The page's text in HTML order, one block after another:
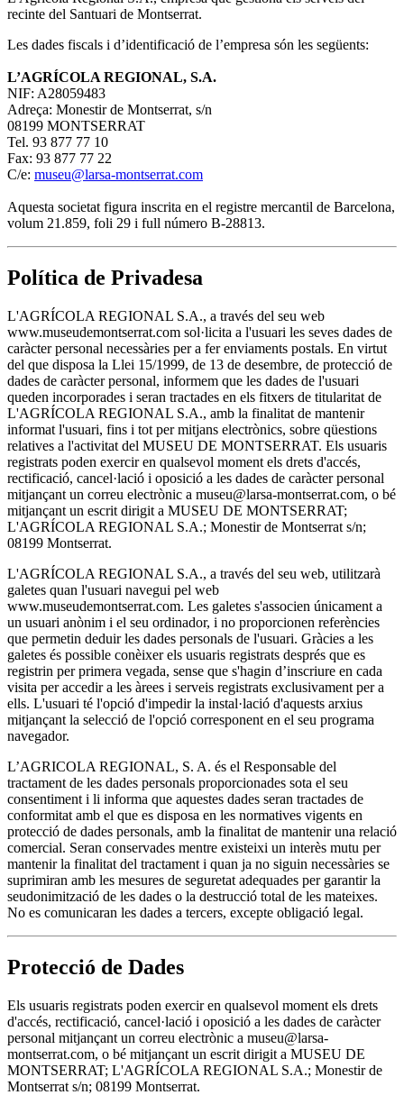
recinte del Santuari de Montserrat.
Les dades fiscals i d’identificació de l’empresa són les següents:
L’AGRÍCOLA REGIONAL, S.A.
NIF: A28059483
Adreça: Monestir de Montserrat, s/n
08199 MONTSERRAT
Tel. 93 877 77 10
Fax: 93 877 77 22
C/e: museu@larsa-montserrat.com
Aquesta societat figura inscrita en el registre mercantil de Barcelona,
volum 21.859, foli 29 i full número B-28813.
Política de Privadesa
L'AGRÍCOLA REGIONAL S.A., a través del seu web
www.museudemontserrat.com sol·licita a l'usuari les seves dades de
caràcter personal necessàries per a fer enviaments postals. En virtut
del que disposa la Llei 15/1999, de 13 de desembre, de protecció de
dades de caràcter personal, informem que les dades de l'usuari
queden incorporades i seran tractades en els fitxers de titularitat de
L'AGRÍCOLA REGIONAL S.A., amb la finalitat de mantenir
informat l'usuari, fins i tot per mitjans electrònics, sobre qüestions
relatives a l'activitat del MUSEU DE MONTSERRAT. Els usuaris
registrats poden exercir en qualsevol moment els drets d'accés,
rectificació, cancel·lació i oposició a les dades de caràcter personal
mitjançant un correu electrònic a museu@larsa-montserrat.com, o bé
mitjançant un escrit dirigit a MUSEU DE MONTSERRAT;
L'AGRÍCOLA REGIONAL S.A.; Monestir de Montserrat s/n;
08199 Montserrat.
L'AGRÍCOLA REGIONAL S.A., a través del seu web, utilitzarà
galetes quan l'usuari navegui pel web
www.museudemontserrat.com. Les galetes s'associen únicament a
un usuari anònim i el seu ordinador, i no proporcionen referències
que permetin deduir les dades personals de l'usuari. Gràcies a les
galetes és possible conèixer els usuaris registrats després que es
registrin per primera vegada, sense que s'hagin d’inscriure en cada
visita per accedir a les àrees i serveis registrats exclusivament per a
ells. L'usuari té l'opció d'impedir la instal·lació d'aquests arxius
mitjançant la selecció de l'opció corresponent en el seu programa
navegador.
L’AGRICOLA REGIONAL, S. A. és el Responsable del
tractament de les dades personals proporcionades sota el seu
consentiment i li informa que aquestes dades seran tractades de
conformitat amb el que es disposa en les normatives vigents en
protecció de dades personals, amb la finalitat de mantenir una relació
comercial. Seran conservades mentre existeixi un interès mutu per
mantenir la finalitat del tractament i quan ja no siguin necessàries se
suprimiran amb les mesures de seguretat adequades per garantir la
seudonimització de les dades o la destrucció total de les mateixes.
No es comunicaran les dades a tercers, excepte obligació legal.
Protecció de Dades
Els usuaris registrats poden exercir en qualsevol moment els drets
d'accés, rectificació, cancel·lació i oposició a les dades de caràcter
personal mitjançant un correu electrònic a museu@larsa-
montserrat.com, o bé mitjançant un escrit dirigit a MUSEU DE
MONTSERRAT; L'AGRÍCOLA REGIONAL S.A.; Monestir de
Montserrat s/n; 08199 Montserrat.